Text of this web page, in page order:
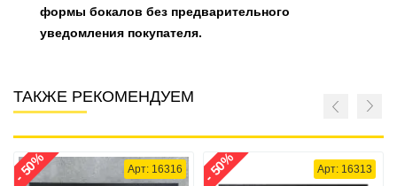
формы бокалов без предварительного
уведомления покупателя.
ТАКЖЕ РЕКОМЕНДУЕМ
Арт: 16316
- 50% Арт: 16313
- 50%